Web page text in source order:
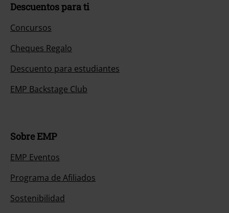
Descuentos para ti
Concursos
Cheques Regalo
Descuento para estudiantes
EMP Backstage Club
Sobre EMP
EMP Eventos
Programa de Afiliados
Sostenibilidad